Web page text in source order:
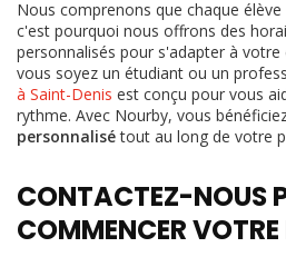
Nous comprenons que chaque
c'est pourquoi nous offrons des
personnalisés pour s'adapter à
vous soyez un étudiant ou un
à Saint-Denis est conçu pour vous
rythme. Avec Nourby, vous
personnalisétout au long de votre
CONTACTEZ-NOUS
COMMENCER